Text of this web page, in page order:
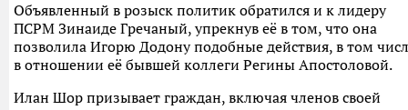
Объявленный в розыск политик обратился и к лидеру
ПСРМ Зинаиде Гречаный, упрекнув её в том, что она
позволила Игорю Додону подобные действия, в том
в отношении её бывшей коллеги Регины Апостоловой.
Илан Шор призывает граждан, включая членов своей